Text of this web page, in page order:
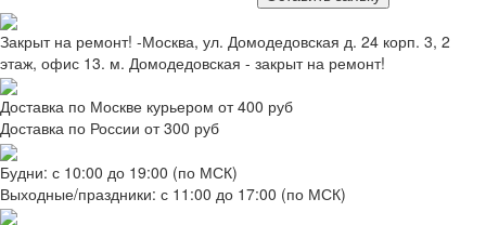
Закрыт на ремонт! -Москва, ул. Домодедовская д. 24 корп. 3, 2
этаж, офис 13. м. Домодедовская - закрыт на ремонт!
Доставка по Москве курьером от 400 руб
Доставка по России от 300 руб
Будни: с 10:00 до 19:00 (по МСК)
Выходные/праздники: с 11:00 до 17:00 (по МСК)